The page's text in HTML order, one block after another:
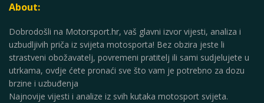
About:
Dobrodošli na Motorsport.hr, vaš glavni izvor vijesti, analiza i
uzbudljivih priča iz svijeta motosporta! Bez obzira jeste li
strastveni obožavatelj, povremeni pratitelj ili sami sudjelujete u
utrkama, ovdje ćete pronaći sve što vam je potrebno za dozu
brzine i uzbuđenja
Najnovije vijesti i analize iz svih kutaka motosport svijeta.